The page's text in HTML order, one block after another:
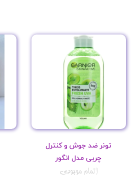
تونر ضد جوش و کنترل
چربی مدل انگور
اتمام موجودی